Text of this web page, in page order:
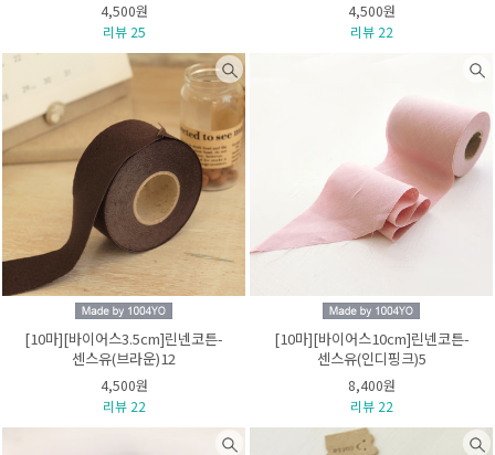
4,500원
리뷰 25
4,500원
리뷰 22
[10마][바이어스3.5cm]린넨코튼-
센스유(브라운)12
4,500원
리뷰 22
[10마][바이어스10cm]린넨코튼-
센스유(인디핑크)5
8,400원
리뷰 22